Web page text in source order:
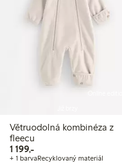
Větruodolná kombinéza z
fleecu
1 199,-1 199,00 Kč
+ 1 barvaRecyklovaný materiál